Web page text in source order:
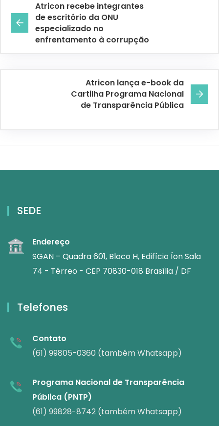
Atricon recebe integrantes
de escritório da ONU
especializado no
enfrentamento à corrupção
Atricon lança e-book da
Cartilha Programa Nacional
de Transparência Pública
SEDE
Endereço
SGAN – Quadra 601, Bloco H, Edifício Íon Sala
74 - Térreo - CEP 70830-018 Brasília / DF
Telefones
Contato
(61) 99805-0360 (também Whatsapp)
Programa Nacional de Transparência
Pública (PNTP)
(61) 99828-8742 (também Whatsapp)